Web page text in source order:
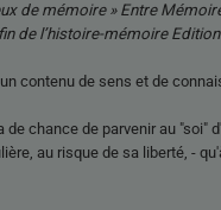
de mémoire » Entre
de l’histoire-mémoire
contenu de sens et de
chance de parvenir au "soi"
au risque de sa liberté, -